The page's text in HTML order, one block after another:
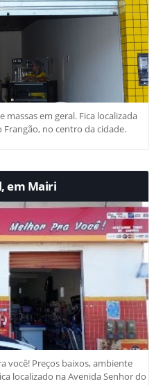
massas em geral. Fica localizada
no centro da cidade.
em Mairi
você! Preços baixos, ambiente
localizado na Avenida Senhor do